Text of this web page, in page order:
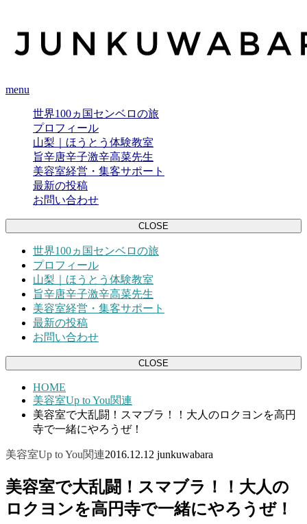
menu
世界100ヵ国センベロの旅
プロフィール
山梨｜ほうとう体験教室
旨辛唐辛子激辛高菜先生
美容室経営・集客サポート
最新の投稿
お問い合わせ
CLOSE
世界100ヵ国センベロの旅
プロフィール
山梨｜ほうとう体験教室
旨辛唐辛子激辛高菜先生
美容室経営・集客サポート
最新の投稿
お問い合わせ
CLOSE
HOME
美容室Up to You関連
美容室で大乱闘！スマブラ！！大人のロクヨンを高円
寺で一緒にやろうぜ！
美容室Up to You関連2016.12.12 junkuwabara
美容室で大乱闘！スマブラ！！大人の
ロクヨンを高円寺で一緒にやろうぜ！